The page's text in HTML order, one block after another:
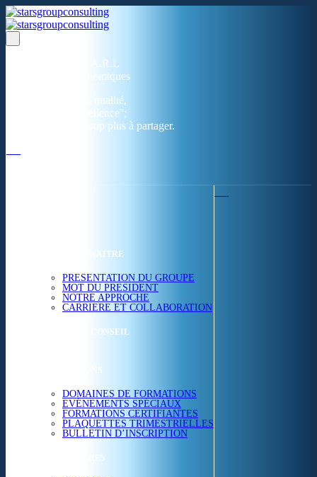
Un réseau de 05 S.A.R.L
dans 03 zones économiques
''Des prestations de qualité,
la garantie de l'excellence'';
Nous avons beaucoup plus à partager.
NOUS CONNAITRE
PRESENTATION DU GROUPE
MOT DU PRESIDENT
NOTRE APPROCHE
CARRIERE ET COLLABORATION
ETUDES & CONSEIL
FORMATIONS
DOMAINES DE FORMATIONS
EVÉNEMENTS SPÉCIAUX
FORMATIONS CERTIFIANTES
PLAQUETTES TRIMESTRIELLES
BULLETIN D’INSCRIPTION
NOS CENTRES